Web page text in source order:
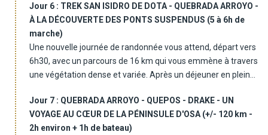
Ce jour-là, les bagages sont transférés de San Gerardo de
Dota à Providencia de Dota.
dans des tentes aménagées sous un toit, en pleine nature.
Un cadre simple mais chaleureux, idéal pour se ressourcer.
Altitude approximative de 1745 à 1100 mètres au-dessus du
niveau de la mer.
Ce jour-là, vos bagages seront laissés à la communauté et
de Quepos.
de rejoindre le lodge Rancho Tinamu, un lieu empreint de
convivialité. La famille Parra, qui vous accueillera, vous
offrira un aperçu authentique de la vie locale. M. Santiago, le
maître des lieux, pourrait même vous offrir une soirée
musicale autour de sa guitare. Un moment de partage que
vous n'êtes pas près d'oublier.
Altitude de 1008 à 600 et 830 mètres au-dessus du niveau
de la mer.
Jour 6 : TREK SAN ISIDRO DE DOTA - QUEBRADA ARROYO -
À LA DÉCOUVERTE DES PONTS SUSPENDUS (5 à 6h de
marche)
Une nouvelle journée de randonnée vous attend, départ vers
6h30, avec un parcours de 16 km qui vous emmène à travers
une végétation dense et variée. Après un déjeuner en pleine
la nuit. L'après-midi sera consacré à la découverte des ponts
suspendus et des chutes d'eau environnantes, un véritable
paradis pour les amoureux de nature. Vous pourrez vous
Jour 7 : QUEBRADA ARROYO - QUEPOS - DRAKE - UN
VOYAGE AU CŒUR DE LA PÉNINSULE D'OSA (+/- 120 km -
2h environ + 1h de bateau)